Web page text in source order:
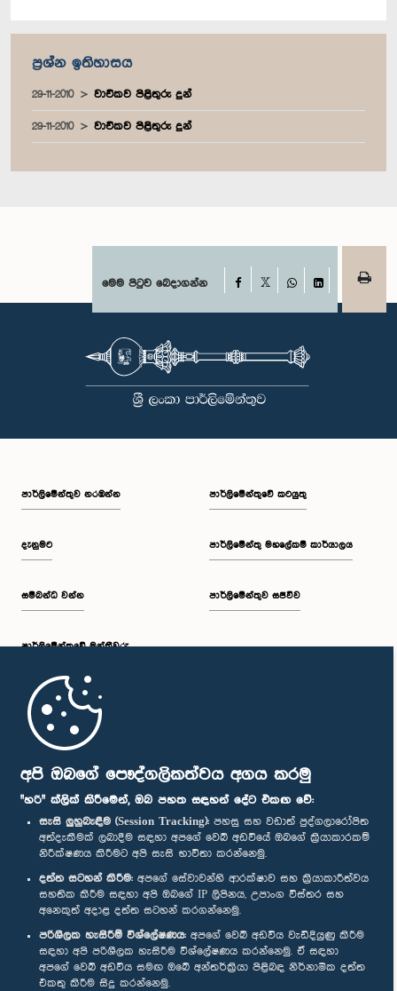
අපි ඔබගේ පෞද්ගලිකත්වය අගය කරමු
"හරි" ක්ලික් කිරීමෙන්, ඔබ පහත සඳහන් දේට එකඟ වේ:
සැසි ලුහුබැඳීම (Session Tracking): පහසු සහ වඩාත් පුද්ගලාරෝපිත
අත්දැකීමක් ලබාදීම සඳහා අපගේ වෙබ් අඩවියේ ඔබගේ ක්‍රියාකාරකම්
නිරීක්ෂණය කිරීමට අපි සැසි භාවිතා කරන්නෙමු.
දත්ත සටහන් කිරීම: අපගේ සේවාවන්හි ආරක්ෂාව සහ ක්‍රියාකාරීත්වය
සහතික කිරීම සඳහා අපි ඔබගේ IP ලිපිනය, උපාංග විස්තර සහ
අනෙකුත් අදාළ දත්ත සටහන් කරගන්නෙමු.
පරිශීලක හැසිරීම් විශ්ලේෂණය: අපගේ වෙබ් අඩවිය වැඩිදියුණු කිරීම
සඳහා අපි පරිශීලක හැසිරීම විශ්ලේෂණය කරන්නෙමු. ඒ සඳහා
අපගේ වෙබ් අඩවිය සමඟ ඔබේ අන්තර්ක්‍රියා පිළිබඳ නිර්නාමික දත්ත
එකතු කිරීම සිදු කරන්නෙමු.
ප්‍රශ්න ඉතිහාසය
29-11-2010 වාචිකව පිළිතුරු දුන්
29-11-2010 වාචිකව පිළිතුරු දුන්
මෙම පිටුව බෙදාගන්න Facebook
WhatsAppLinkedIn
පාර්ලි‌මේන්තුව නරඹන්න
දැනුමට
සම්බන්ධ වන්න
පාර්ලි‌මේන්තුවේ මන්ත්‍රීවරු
මුල් පිටුව
පාර්ලිමේන්තුවේ කටයුතු
පාර්ලිමේන්තු මහලේකම් කාර්යාලය
පාර්ලිමේන්තුව සජීවීව
පාර්ලිමේන්තු ජංගම යෙදුම
අප හා සම්බන්ධ වී සිටින්න :
සම්මාන
පෞද්ගලිකත්ව ප්‍රතිපත්තිය